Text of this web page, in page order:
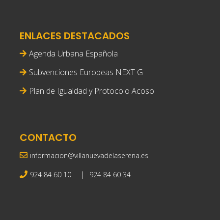
ENLACES DESTACADOS
Agenda Urbana Española
Subvenciones Europeas NEXT G
Plan de Igualdad y Protocolo Acoso
CONTACTO
informacion@villanuevadelaserena.es
924 84 60 10 | 924 84 60 34